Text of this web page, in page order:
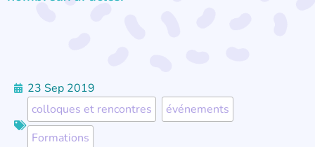
23 Sep 2019
colloques et rencontres
événements
Formations